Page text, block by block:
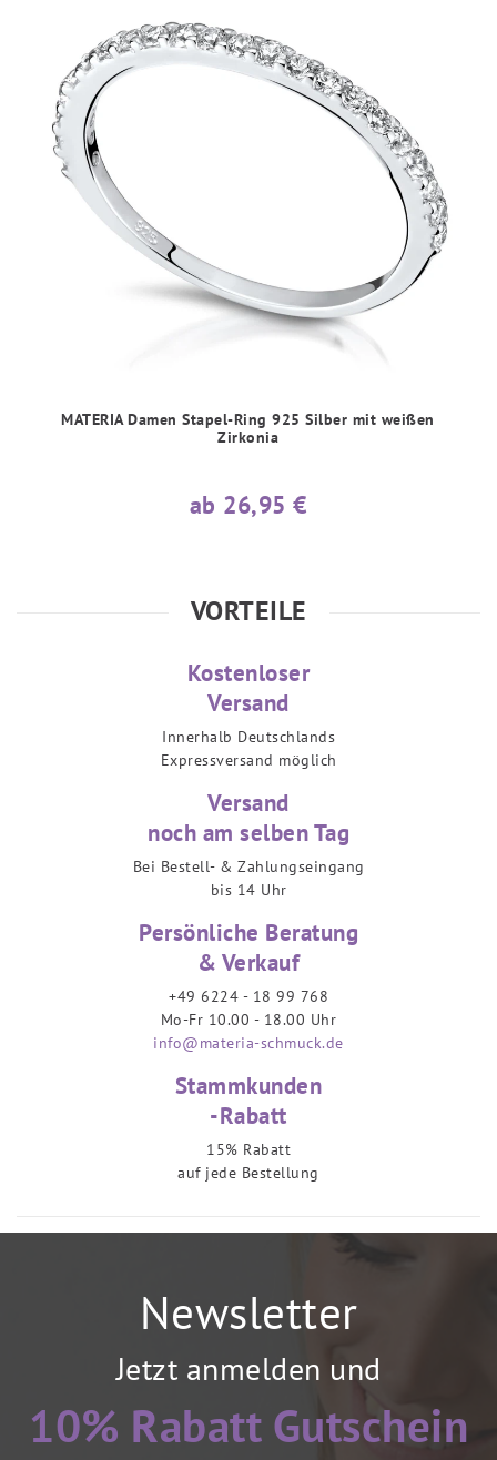
MATERIA Damen Stapel-Ring 925 Silber mit weißen
Zirkonia
ab 26,95 €
VORTEILE
Kostenloser
Versand
Innerhalb Deutschlands
Expressversand möglich
Versand
noch am selben Tag
Bei Bestell- & Zahlungseingang
bis 14 Uhr
Persönliche Beratung
& Verkauf
+49 6224 - 18 99 768
Mo-Fr 10.00 - 18.00 Uhr
info@materia-schmuck.de
Stammkunden
-Rabatt
15% Rabatt
auf jede Bestellung
Newsletter
Jetzt anmelden und
10% Rabatt Gutschein